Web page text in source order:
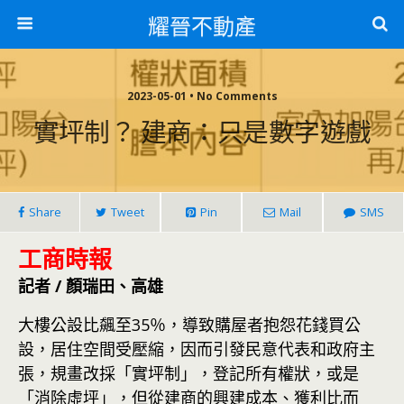
耀晉不動產
2023-05-01 • No Comments
實坪制？ 建商：只是數字遊戲
Share Tweet Pin Mail SMS
工商時報
記者 / 顏瑞田、高雄
大樓公設比飆至35％，導致購屋者抱怨花錢買公
設，居住空間受壓縮，因而引發民意代表和政府主
張，規畫改採「實坪制」，登記所有權狀，或是
「消除虛坪」，但從建商的興建成本、獲利比而